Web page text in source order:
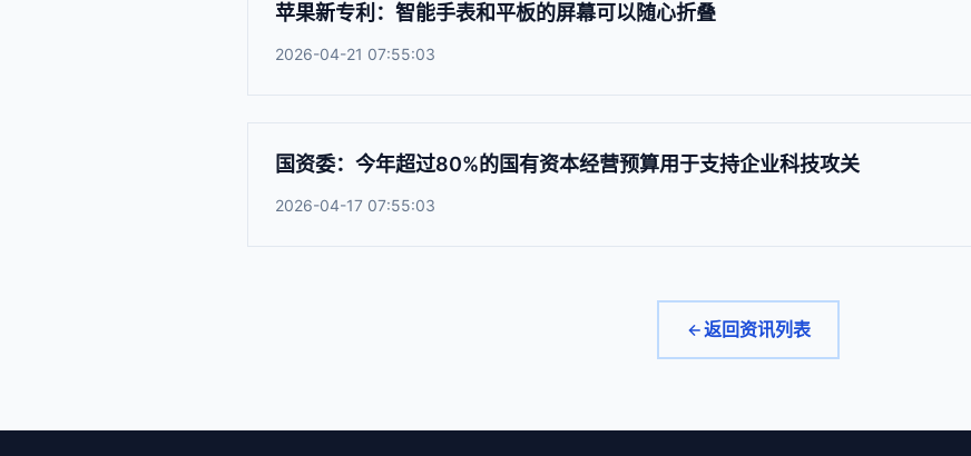
苹果新专利：智能手表和平板的屏幕可以随心折叠
2026-04-21 07:55:03
国资委：今年超过80%的国有资本经营预算用于支持企业科技攻关
2026-04-17 07:55:03
返回资讯列表